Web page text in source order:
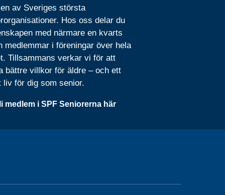
av Sveriges största
Hos oss delar du
med närmare en kvarts
medlemmar i föreningar över hela
Tillsammans verkar vi för att
bättre villkor för äldre – och ett
liv för dig som senior.
medlem i SPF Seniorerna här